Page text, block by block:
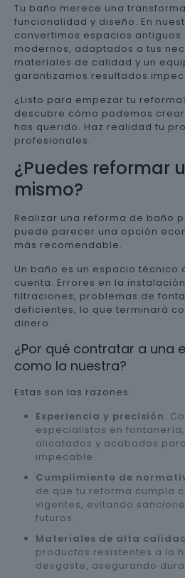
Tu baño merece una
funcionalidad y diseño. En
convertimos espacios antiguos
modernos, adaptados a tus
materiales de calidad y un
garantizamos resultados
¿Listo para empezar tu
descubre cómo podemos
has querido. Haz realidad tu
profesionales.
¿Puedes reformar
mismo?
Realizar una reforma de baño
puede parecer una opción
más recomendable.
Un baño es un espacio
cuenta. Errores en la
filtraciones, problemas de
deficientes, lo que terminará
dinero.
¿Por qué contratar a una
como la nuestra?
Estas son las razones:
Experiencia y precisión:
especialistas en
alicatados y acabados
impecable.
Cumplimiento de
de que tu reforma cumpla
vigentes, evitando
futuros.
Materiales de alta
productos resistentes a la
desgaste, asegurando